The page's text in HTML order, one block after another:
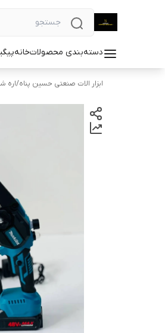
دسته‌بندی محصولاتخانه
ابزار الات صنعتی حسین پناه/اره